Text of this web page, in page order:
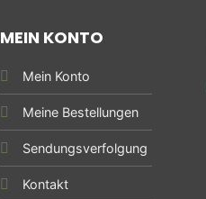
MEIN KONTO
Mein Konto
Meine Bestellungen
Sendungsverfolgung
Kontakt